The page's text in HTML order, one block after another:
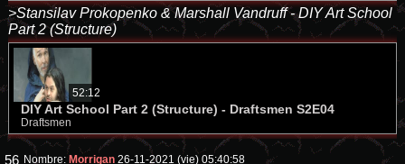
>Stansilav Prokopenko & Marshall Vandruff - DIY Art School
Part 2 (Structure)
52:12
DIY Art School Part 2 (Structure) - Draftsmen S2E04
Draftsmen
56 Nombre: Morrigan 26-11-2021 (vie) 05:40:58